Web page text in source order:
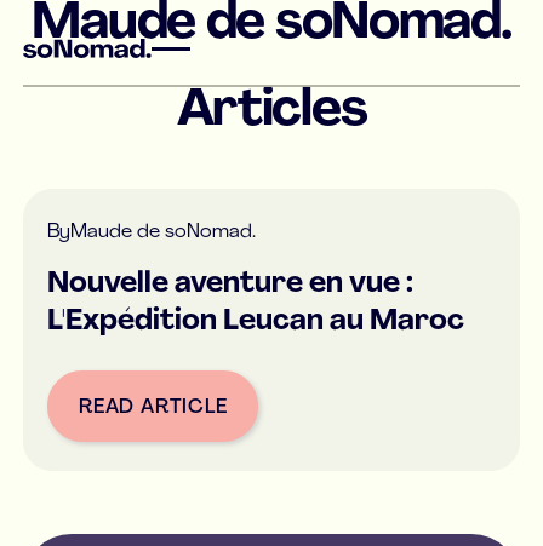
Maude de soNomad.
Articles
ByMaude de soNomad.
Nouvelle aventure en vue :
L'Expédition Leucan au Maroc
Button Text
READ ARTICLE